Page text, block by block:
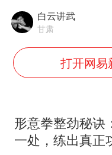
白云讲武
甘肃
打开网易
形意拳整劲秘诀
一处，练出真正